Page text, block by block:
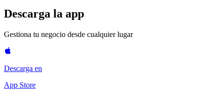
Descarga la app
Gestiona tu negocio desde cualquier lugar
Descarga en
App Store